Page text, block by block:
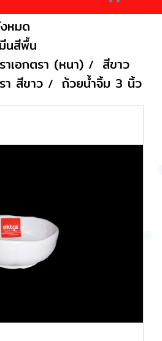
หมด
นสีพื้น
เอกตรา (หนา)
สีขาว
า สีขาว
ถ้วยน้ำจิ้ม 3 นิ้ว